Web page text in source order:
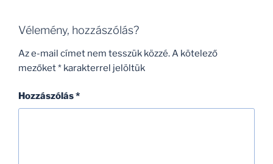
Vélemény, hozzászólás?
Az e-mail címet nem tesszük közzé.A kötelező
mezőket* karakterrel jelöltük
Hozzászólás*